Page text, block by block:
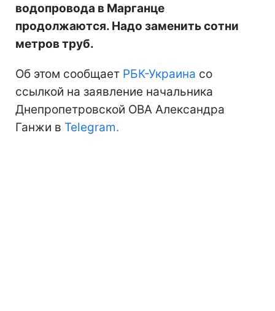
водопровода в Марганце
продолжаются. Надо заменить сотни
метров труб.
Об этом сообщает РБК-Украина со
ссылкой на заявление начальника
Днепропетровской ОВА Александра
Ганжи в Telegram.